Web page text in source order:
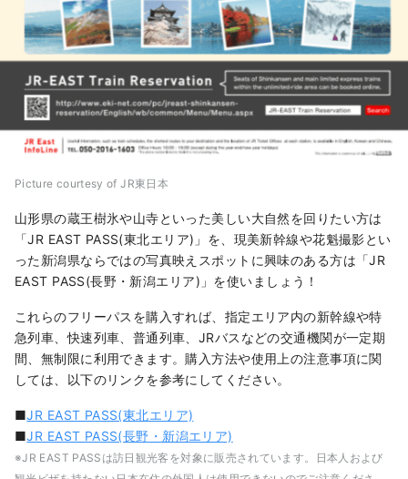
Picture courtesy of JR東日本
山形県の蔵王樹氷や山寺といった美しい大自然を回りたい方は
「JR EAST PASS(東北エリア)」を、現美新幹線や花魁撮影とい
った新潟県ならではの写真映えスポットに興味のある方は「JR
EAST PASS(長野・新潟エリア)」を使いましょう！
これらのフリーパスを購入すれば、指定エリア内の新幹線や特
急列車、快速列車、普通列車、JRバスなどの交通機関が一定期
間、無制限に利用できます。購入方法や使用上の注意事項に関
しては、以下のリンクを参考にしてください。
■JR EAST PASS(東北エリア)
■JR EAST PASS(長野・新潟エリア)
※JR EAST PASSは訪日観光客を対象に販売されています。日本人および